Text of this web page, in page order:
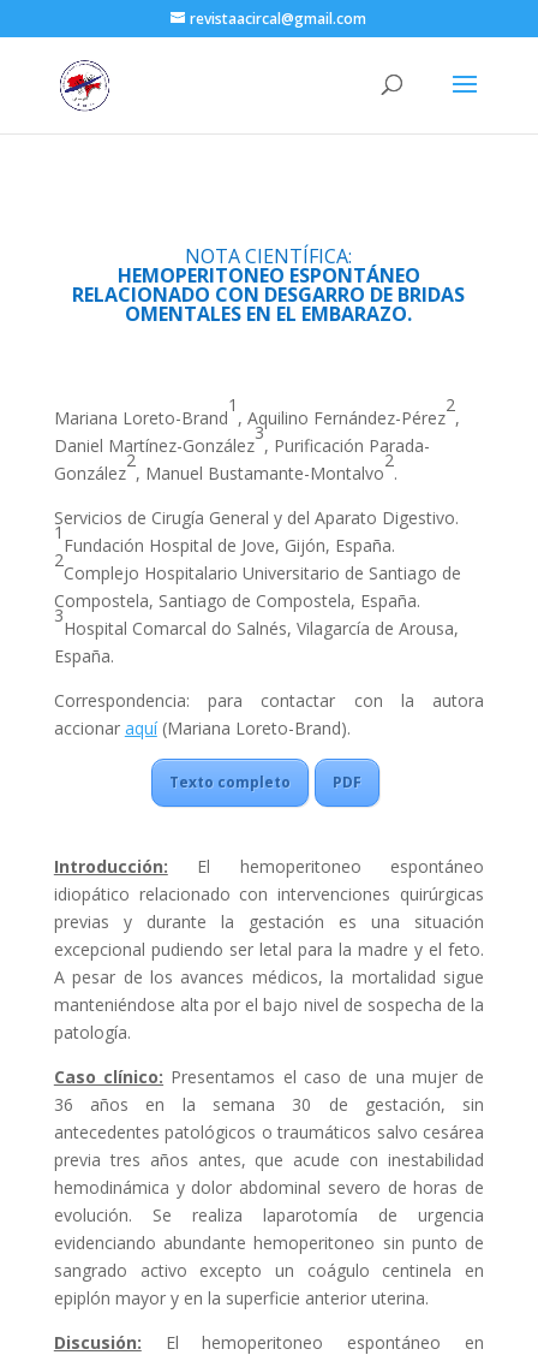
revistaacircal@gmail.com
NOTA CIENTÍFICA:
HEMOPERITONEO ESPONTÁNEO
RELACIONADO CON DESGARRO DE BRIDAS
OMENTALES EN EL EMBARAZO.
Mariana Loreto-Brand
1
, Aquilino Fernández-Pérez
2
,
Daniel Martínez-González
3
, Purificación Parada-
González
2
, Manuel Bustamante-Montalvo
2
.
Servicios de Cirugía General y del Aparato Digestivo.
1
Fundación Hospital de Jove, Gijón, España.
2
Complejo Hospitalario Universitario de Santiago de
Compostela, Santiago de Compostela, España.
3
Hospital Comarcal do Salnés, Vilagarcía de Arousa,
España.
Correspondencia: para contactar con la autora
accionar aquí(Mariana Loreto-Brand).
Texto completo PDF
Introducción: El hemoperitoneo espontáneo
idiopático relacionado con intervenciones quirúrgicas
previas y durante la gestación es una situación
excepcional pudiendo ser letal para la madre y el feto.
A pesar de los avances médicos, la mortalidad sigue
manteniéndose alta por el bajo nivel de sospecha de la
patología.
Caso clínico: Presentamos el caso de una mujer de
36 años en la semana 30 de gestación, sin
antecedentes patológicos o traumáticos salvo cesárea
previa tres años antes, que acude con inestabilidad
hemodinámica y dolor abdominal severo de horas de
evolución. Se realiza laparotomía de urgencia
evidenciando abundante hemoperitoneo sin punto de
sangrado activo excepto un coágulo centinela en
epiplón mayor y en la superficie anterior uterina.
Discusión: El hemoperitoneo espontáneo en